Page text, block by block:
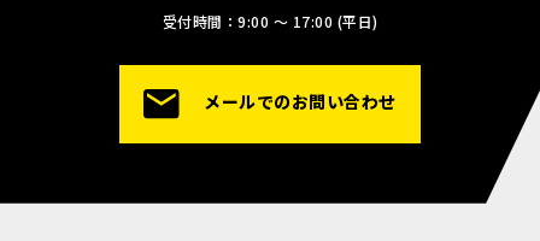
受付時間：9:00 〜 17:00 (平日)
メールでのお問い合わせ